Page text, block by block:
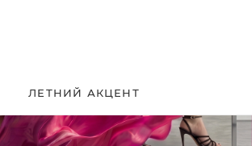
ЛЕТНИЙ АКЦЕНТ